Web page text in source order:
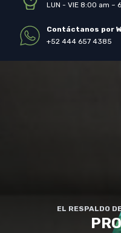
LUN - VIE 8:00 am ~
Contáctanos por
+52 444 657 4385
EL RESPALDO